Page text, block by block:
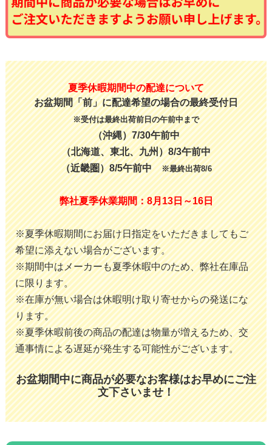
夏季休暇期間中の配達について
お盆期間「前」に配達希望の場合の最終受付日
※受付は最終出荷前日の午前中まで
（沖縄）7/30午前中
（北海道、東北、九州）8/3午前中
（近畿圏）8/5午前中※最終出荷8/6
弊社夏季休業期間：8月13日～16日
※夏季休暇期間にお届け日指定をいただきましてもご
希望に添えない場合がございます。
※期間中はメーカーも夏季休暇中のため、弊社在庫品
に限ります。
※在庫が無い場合は休暇明け取り寄せからの発送にな
ります。
※夏季休暇前後の商品の配達は物量が増えるため、交
通事情による遅延が発生する可能性がございます。
お盆期間中に商品が必要なお客様はお早めにご注
文下さいませ！